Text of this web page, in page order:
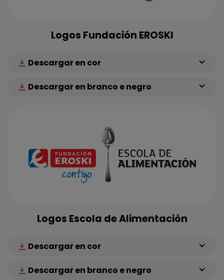
Logos Fundación EROSKI
Descargar en cor
Descargar en branco e negro
Logos Escola de Alimentación
Descargar en cor
Descargar en branco e negro